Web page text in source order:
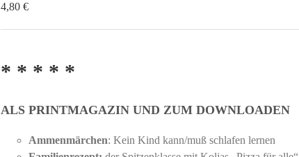
4,80€
* * * * *
ALS PRINTMAGAZIN UND ZUM DOWNLOADEN
Ammenmärchen: Kein Kind kann/muß schlafen lernen